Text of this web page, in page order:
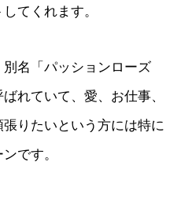
てくれます。
名「パッションローズ
れていて、愛、お仕事、
りたいという方には特に
です。